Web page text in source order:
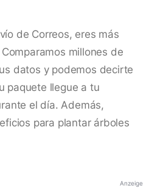
de Correos, eres más
millones de
datos y podemos decirte
paquete llegue a tu
el día. Además,
para plantar árboles
Anzeige